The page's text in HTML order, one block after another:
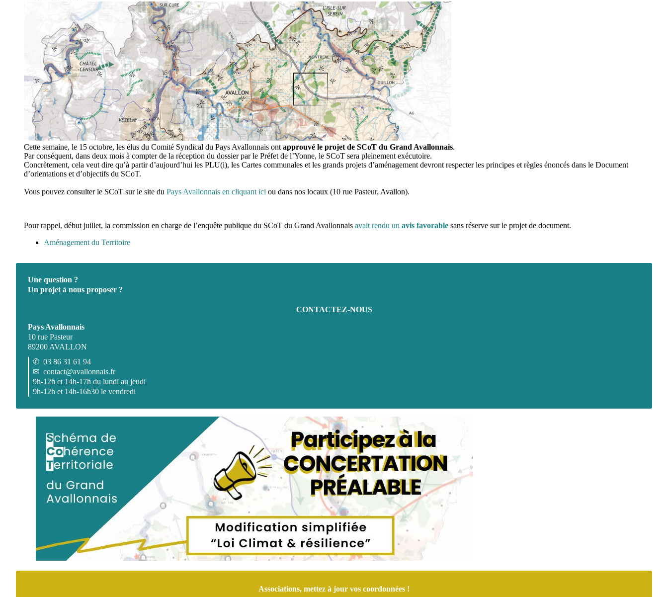
Cette semaine, le 15 octobre, les élus du Comité Syndical du Pays Avallonnais ont approuvé le projet de SCoT du Grand Avallonnais.
Par conséquent, dans deux mois à compter de la réception du dossier par le Préfet de l’Yonne, le SCoT sera pleinement exécutoire.
Concrètement, cela veut dire qu’à partir d’aujourd’hui les PLU(i), les Cartes communales et les grands projets d’aménagement devront respecter les principes et règles énoncés dans le Document
d’orientations et d’objectifs du SCoT.
Vous pouvez consulter le SCoT sur le site du Pays Avallonnais en cliquant ici ou dans nos locaux (10 rue Pasteur, Avallon).
Pour rappel, début juillet, la commission en charge de l’enquête publique du SCoT du Grand Avallonnais avait rendu un avis favorable sans réserve sur le projet de document.
Aménagement du Territoire
Une question ?
Un projet à nous proposer ?
CONTACTEZ-NOUS
Pays Avallonnais
10 rue Pasteur
89200 AVALLON
✆ 03 86 31 61 94
✉ contact@avallonnais.fr
9h-12h et 14h-17h du lundi au jeudi
9h-12h et 14h-16h30 le vendredi
Associations, mettez à jour vos coordonnées !